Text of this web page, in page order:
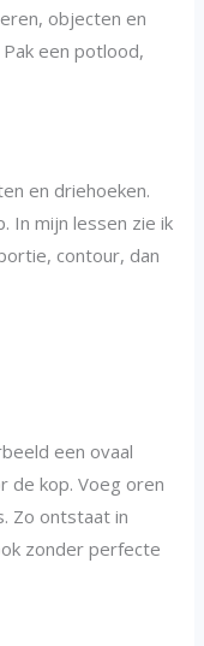
objecten en
een potlood,
en driehoeken.
In mijn lessen zie ik
contour, dan
een ovaal
de kop. Voeg oren
Zo ontstaat in
zonder perfecte